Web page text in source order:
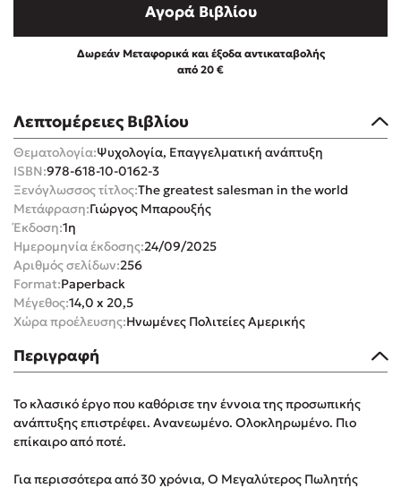
Πάνω, κάτω, μπροστά, πίσω
Mel Robbins
Η μέθοδος Αφήστε τους
Δημοφιλείς Συγγραφείς
Φυστίκι ΠουΚυλάει
El Sombrero
Στέφανος Ξενάκης
Λεπτομέρειες Βιβλίου
Θεματολογία:Ψυχολογία, Επαγγελματική ανάπτυξη
ISBN:978-618-10-0162-3
Ξενόγλωσσος τίτλος:The greatest salesman in the world
Μετάφραση:Γιώργος Μπαρουξής
Έκδοση:1η
Ημερομηνία έκδοσης:24/09/2025
Αριθμός σελίδων:256
Format:Paperback
Μέγεθος:14,0 x 20,5
Χώρα προέλευσης:Ηνωμένες Πολιτείες Αμερικής
Αγορά Βιβλίου
Δωρεάν Μεταφορικά και έξοδα αντικαταβολής
από 20 €
Περιγραφή
Το κλασικό έργο που καθόρισε την έννοια της προσωπικής
ανάπτυξης επιστρέφει. Ανανεωμένο. Ολοκληρωμένο. Πιο
επίκαιρο από ποτέ.
Για περισσότερα από 30 χρόνια, Ο Μεγαλύτερος Πωλητής